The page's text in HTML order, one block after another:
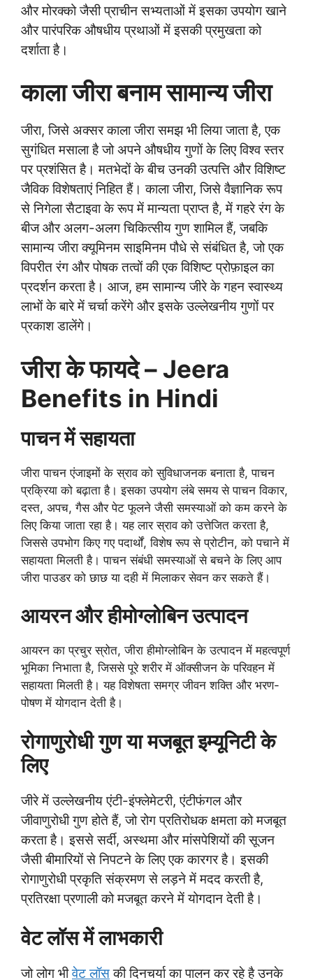
और मोरक्को जैसी प्राचीन सभ्यताओं में इसका उपयोग खाने
और पारंपरिक औषधीय प्रथाओं में इसकी प्रमुखता को
दर्शाता है।
काला जीरा बनाम सामान्य जीरा
जीरा, जिसे अक्सर काला जीरा समझ भी लिया जाता है, एक
सुगंधित मसाला है जो अपने औषधीय गुणों के लिए विश्व स्तर
पर प्रशंसित है। मतभेदों के बीच उनकी उत्पत्ति और विशिष्ट
जैविक विशेषताएं निहित हैं। काला जीरा, जिसे वैज्ञानिक रूप
से निगेला सैटाइवा के रूप में मान्यता प्राप्त है, में गहरे रंग के
बीज और अलग-अलग चिकित्सीय गुण शामिल हैं, जबकि
सामान्य जीरा क्यूमिनम साइमिनम पौधे से संबंधित है, जो एक
विपरीत रंग और पोषक तत्वों की एक विशिष्ट प्रोफ़ाइल का
प्रदर्शन करता है। आज, हम सामान्य जीरे के गहन स्वास्थ्य
लाभों के बारे में चर्चा करेंगे और इसके उल्लेखनीय गुणों पर
प्रकाश डालेंगे।
जीरा के फायदे – Jeera
Benefits in Hindi
पाचन में सहायता
जीरा पाचन एंजाइमों के स्राव को सुविधाजनक बनाता है, पाचन
प्रक्रिया को बढ़ाता है। इसका उपयोग लंबे समय से पाचन विकार,
दस्त, अपच, गैस और पेट फूलने जैसी समस्याओं को कम करने के
लिए किया जाता रहा है। यह लार स्राव को उत्तेजित करता है,
जिससे उपभोग किए गए पदार्थों, विशेष रूप से प्रोटीन, को पचाने में
सहायता मिलती है। पाचन संबंधी समस्याओं से बचने के लिए आप
जीरा पाउडर को छाछ या दही में मिलाकर सेवन कर सकते हैं।
आयरन और हीमोग्लोबिन उत्पादन
आयरन का प्रचुर स्रोत, जीरा हीमोग्लोबिन के उत्पादन में महत्वपूर्ण
भूमिका निभाता है, जिससे पूरे शरीर में ऑक्सीजन के परिवहन में
सहायता मिलती है। यह विशेषता समग्र जीवन शक्ति और भरण-
पोषण में योगदान देती है।
रोगाणुरोधी गुण या मजबूत इम्यूनिटी के
लिए
जीरे में उल्लेखनीय एंटी-इंफ्लेमेटरी, एंटीफंगल और
जीवाणुरोधी गुण होते हैं, जो रोग प्रतिरोधक क्षमता को मजबूत
करता है। इससे सर्दी, अस्थमा और मांसपेशियों की सूजन
जैसी बीमारियों से निपटने के लिए एक कारगर है। इसकी
रोगाणुरोधी प्रकृति संक्रमण से लड़ने में मदद करती है,
प्रतिरक्षा प्रणाली को मजबूत करने में योगदान देती है।
वेट लॉस में लाभकारी
जो लोग भीवेट लॉसकी दिनचर्या का पालन कर रहे है उनके